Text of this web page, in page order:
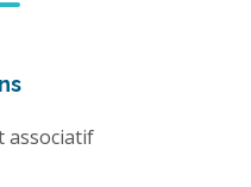
associatif